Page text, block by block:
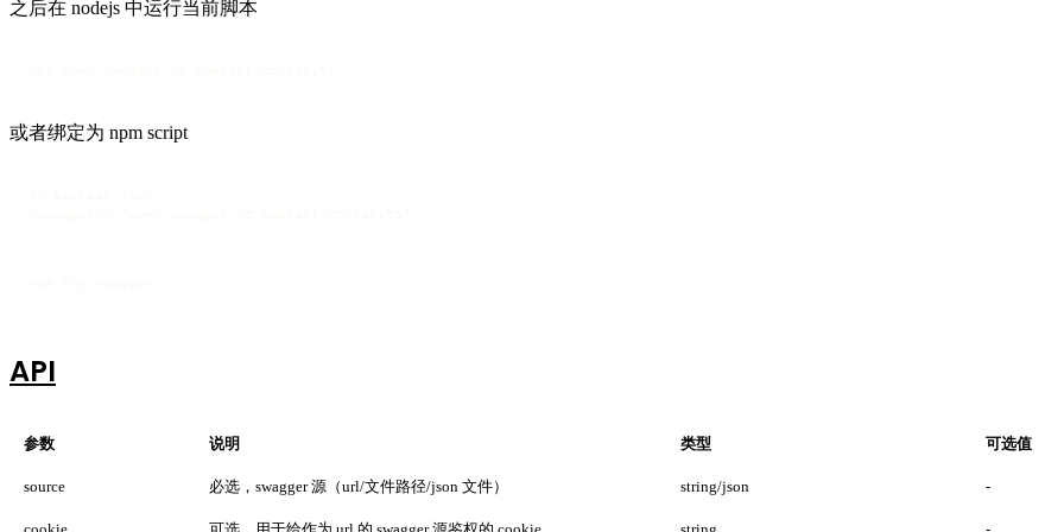
之后在 nodejs 中运行当前脚本
或者绑定为 npm script
API
参数 说明 类型 可选值
source 必选，swagger 源（url/文件路径/json 文件） string/json -